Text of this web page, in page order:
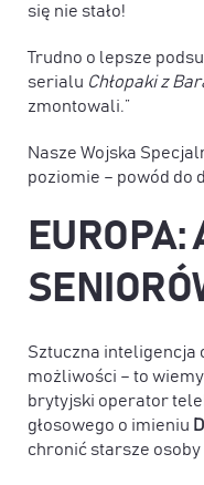
się nie stało!
Trudno o lepsze
serialu Chłopaki z
zmontowali.”
Nasze Wojska
poziomie – powód do
EUROPA:
Sztuczna inteligencja
możliwości – to
brytyjski operator
głosowego o imieniu
chronić starsze